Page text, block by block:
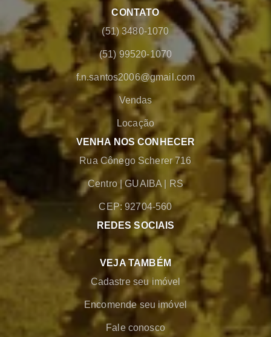
CONTATO
(51) 3480-1070
(51) 99520-1070
f.n.santos2006@gmail.com
Vendas
Locação
VENHA NOS CONHECER
Rua Cônego Scherer 716
Centro |GUAIBA RS
CEP: 92704-560
REDES SOCIAIS
VEJA TAMBÉM
Cadastre seu imóvel
Encomende seu imóvel
Fale conosco